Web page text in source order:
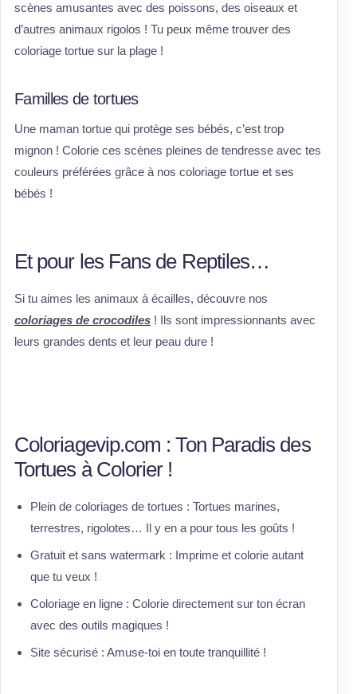
scènes amusantes avec des poissons, des oiseaux et
d’autres animaux rigolos ! Tu peux même trouver des
coloriage tortue sur la plage !
Familles de tortues
Une maman tortue qui protège ses bébés, c’est trop
mignon ! Colorie ces scènes pleines de tendresse avec tes
couleurs préférées grâce à nos coloriage tortue et ses
bébés !
Et pour les Fans de Reptiles…
Si tu aimes les animaux à écailles, découvre nos
coloriages de crocodiles ! Ils sont impressionnants avec
leurs grandes dents et leur peau dure !
Coloriagevip.com : Ton Paradis des
Tortues à Colorier !
Plein de coloriages de tortues : Tortues marines,
terrestres, rigolotes… Il y en a pour tous les goûts !
Gratuit et sans watermark : Imprime et colorie autant
que tu veux !
Coloriage en ligne : Colorie directement sur ton écran
avec des outils magiques !
Site sécurisé : Amuse-toi en toute tranquillité !